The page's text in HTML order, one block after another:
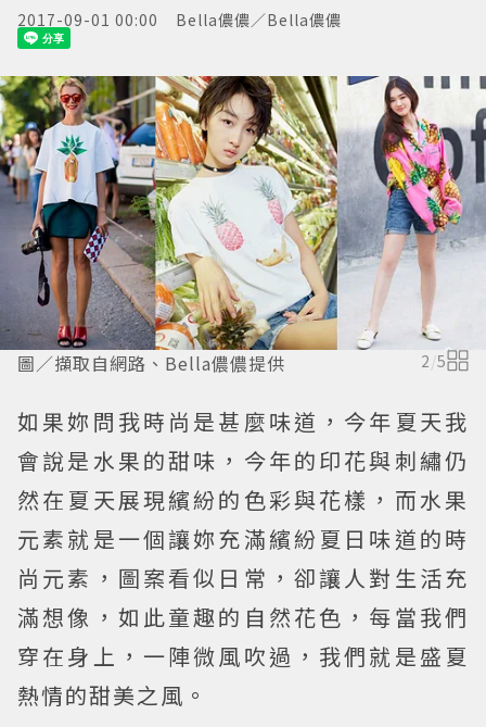
2017-09-01 00:00 Bella儂儂／Bella儂儂
圖／擷取自網路、Bella儂儂提供 2 /5
如果妳問我時尚是甚麼味道，今年夏天我
會說是水果的甜味，今年的印花與刺繡仍
然在夏天展現繽紛的色彩與花樣，而水果
元素就是一個讓妳充滿繽紛夏日味道的時
尚元素，圖案看似日常，卻讓人對生活充
滿想像，如此童趣的自然花色，每當我們
穿在身上，一陣微風吹過，我們就是盛夏
熱情的甜美之風。